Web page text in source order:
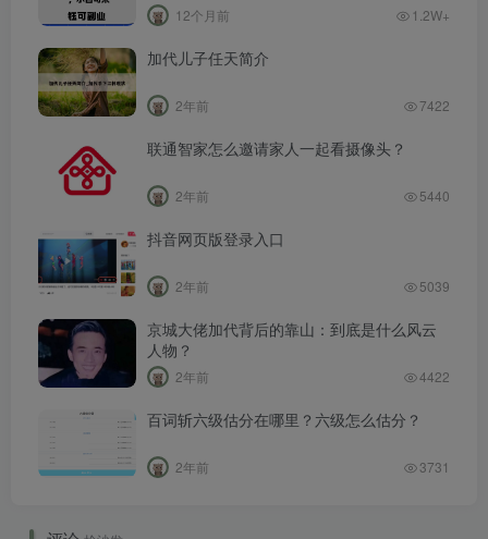
12个月前 1.2W+
加代儿子任天简介
2年前 7422
联通智家怎么邀请家人一起看摄像头？
2年前 5440
抖音网页版登录入口
2年前 5039
京城大佬加代背后的靠山：到底是什么风云
人物？
2年前 4422
百词斩六级估分在哪里？六级怎么估分？
2年前 3731